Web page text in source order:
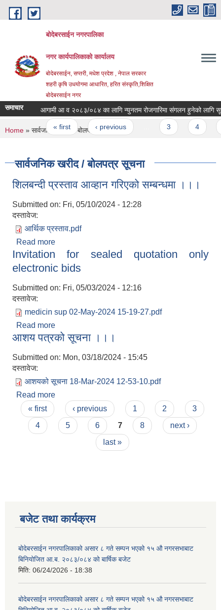
Skip to main content
बोदेबरसाईन नगरपालिका
नगर कार्यपालिकाको कार्यालय
बोदेबरसाईन, सप्तरी, मधेश प्रदेश , नेपाल सरकार
शहरी कृषि उधयोगमा आधारित, हरित संस्कृति,शिक्षित
बोदेबरसाईन नगर
समाचार आगामी आ व २०८३/०८४ का लागि न्युनतम रोजगारिमा संगलन हुनेको लागि
Pages
« first ‹ previous
You are here
Home » सार्वजनिक खरीद / बोलपत्र सूचना
सार्वजनिक खरीद / बोलपत्र सूचना
शिलबन्दी प्रस्ताव आव्हान गरिएको सम्बन्धमा ।।।
Submitted on: Fri, 05/10/2024 - 12:28
दस्तावेज:
आर्थिक प्रस्ताव.pdf
Read more
Invitation for sealed quotation only
electronic bids
Submitted on: Fri, 05/03/2024 - 12:16
दस्तावेज:
medicin sup 02-May-2024 15-19-27.pdf
Read more
electronic bids
आशय पत्रको सूचना ।।।
Submitted on: Mon, 03/18/2024 - 15:45
दस्तावेज:
आशयको सूचना 18-Mar-2024 12-53-10.pdf
Read more
Pages
« first ‹ previous 1 2
3
4
5 6 7 8
next ›
last »
बजेट तथा कार्यक्रम
बोदेबरसाईन नगरपालिकाको असार ८ गते सम्पन भएको १५ ‍‍‍औ नगरसभाबाट
बिनियोजित आ.ब. २०८३/०८४ को बार्षिक बजेट
मिति: 06/24/2026 - 18:38
बोदेबरसाईन नगरपालिकाको असार ८ गते सम्पन भएको १५ ‍‍‍औ नगरसभाबाट